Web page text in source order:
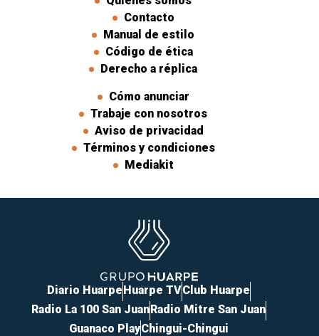
Contacto
Manual de estilo
Código de ética
Derecho a réplica
Cómo anunciar
Trabaje con nosotros
Aviso de privacidad
Términos y condiciones
Mediakit
Diario HuarpeHuarpe TVClub Huarpe
Radio La 100 San JuanRadio Mitre San Juan
Guanaco PlayChingui-Chingui